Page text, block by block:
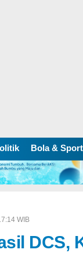
Bola &
WIB
DCS,